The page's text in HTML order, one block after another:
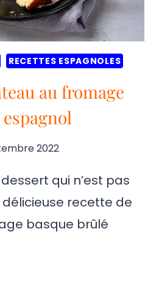
RECETTES ESPAGNOLES
au fromage
2022
qui n’est pas
recette de
basque brûlé